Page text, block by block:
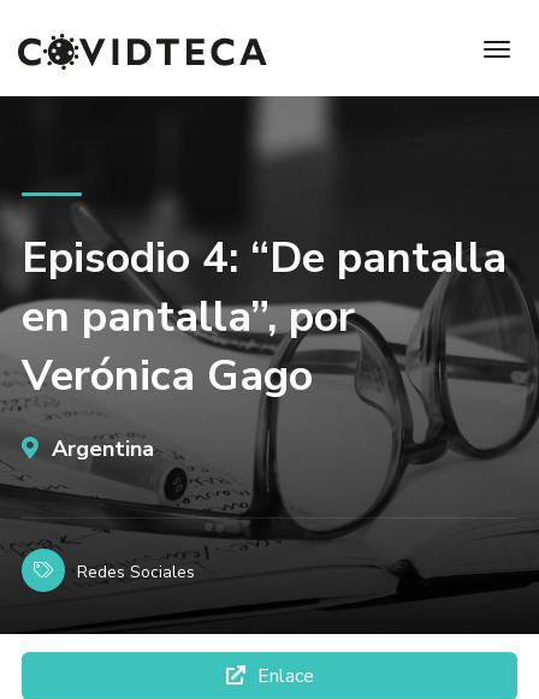
Episodio 4: “De pantalla
en pantalla”, por
Verónica Gago
Argentina
Redes Sociales
Enlace